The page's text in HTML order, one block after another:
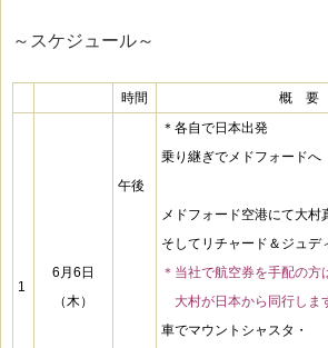
～スケジュール～
時間 概 要
1
6月6日
（木）
午後
＊各自で日本出発
乗り継ぎでメドフォードへ
メドフォード空港にて大村
そしてリチャード＆ジュデ
＊当社で航空券を手配の方
大村が日本から同行しま
車でマウントシャスタ・